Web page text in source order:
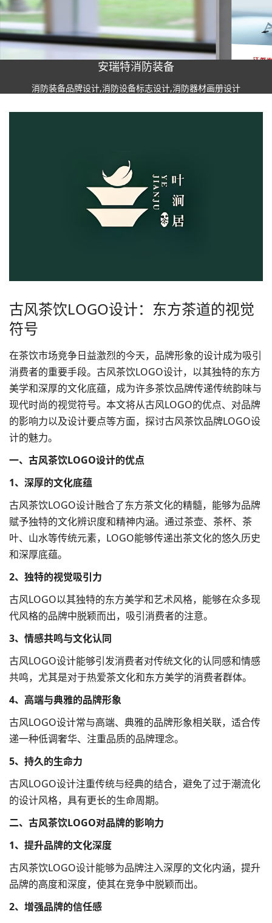
安瑞特消防装备
消防装备品牌设计,消防设备标志设计,消防器材画册设计
古风茶饮LOGO设计：东方茶道的视觉
符号
在茶饮市场竞争日益激烈的今天， 品牌形象的设计成为吸引
消费者的重要手段。古风茶饮LOGO设计，以其独特的东方
美学和深厚的文化底蕴，成为许多茶饮品牌传递传统韵味与
现代时尚的视觉符号。本文将从古风LOGO的优点、对品牌
的影响力以及设计要点等方面，探讨古风茶饮品牌LOGO设
计的魅力。
一、古风茶饮LOGO设计的优点
1、深厚的文化底蕴
古风茶饮LOGO设计融合了东方茶文化的精髓，能够为品牌
赋予独特的文化辨识度和精神内涵。通过茶壶、茶杯、茶
叶、山水等传统元素，LOGO能够传递出茶文化的悠久历史
和深厚底蕴。
2、独特的视觉吸引力
古风LOGO以其独特的东方美学和艺术风格，能够在众多现
代风格的品牌中脱颖而出，吸引消费者的注意。
3、情感共鸣与文化认同
古风LOGO设计能够引发消费者对传统文化的认同感和情感
共鸣，尤其是对于热爱茶文化和东方美学的消费者群体。
4、高端与典雅的品牌形象
古风LOGO设计常与高端、典雅的品牌形象相关联，适合传
递一种低调奢华、注重品质的品牌理念。
5、持久的生命力
古风LOGO设计注重传统与经典的结合，避免了过于潮流化
的设计风格，具有更长的生命周期。
二、古风茶饮LOGO对品牌的影响力
1、提升品牌的文化深度
古风茶饮LOGO设计能够为品牌注入深厚的文化内涵，提升
品牌的高度和深度，使其在竞争中脱颖而出。
2、增强品牌的信任感